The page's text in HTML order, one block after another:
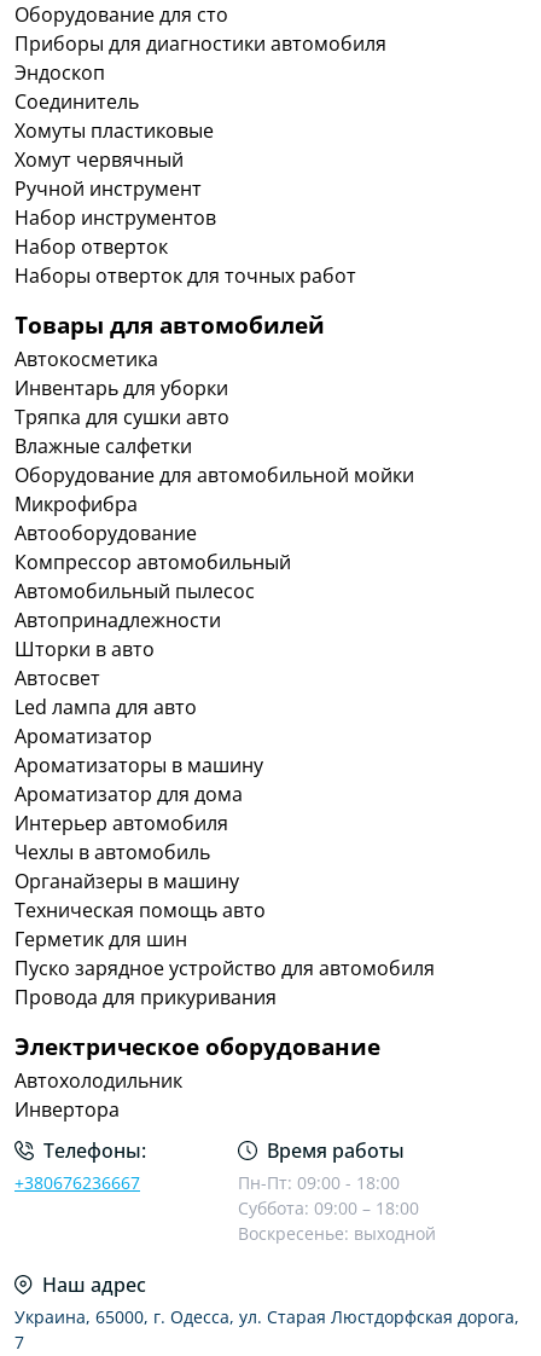
Оборудование для сто
Приборы для диагностики автомобиля
Эндоскоп
Соединитель
Хомуты пластиковые
Хомут червячный
Ручной инструмент
Набор инструментов
Набор отверток
Наборы отверток для точных работ
Товары для автомобилей
Автокосметика
Инвентарь для уборки
Тряпка для сушки авто
Влажные салфетки
Оборудование для автомобильной мойки
Микрофибра
Автооборудование
Компрессор автомобильный
Автомобильный пылесос
Автопринадлежности
Шторки в авто
Автосвет
Led лампа для авто
Ароматизатор
Ароматизаторы в машину
Ароматизатор для дома
Интерьер автомобиля
Чехлы в автомобиль
Органайзеры в машину
Техническая помощь авто
Герметик для шин
Пуско зарядное устройство для автомобиля
Провода для прикуривания
Электрическое оборудование
Автохолодильник
Инвертора
Телефоны:
+380676236667
Время работы
Пн-Пт: 09:00 - 18:00
Суббота: 09:00 – 18:00
Воскресенье: выходной
Наш адрес
Украина, 65000, г. Одесса, ул. Старая Люстдорфская дорога,
7